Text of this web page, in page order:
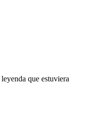
que estuviera